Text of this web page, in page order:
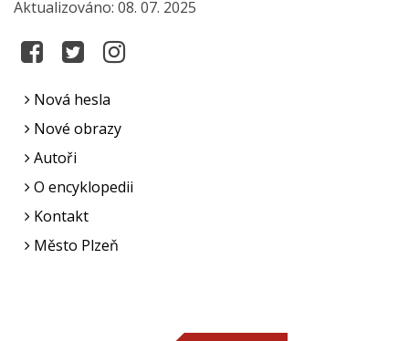
Aktualizováno: 08. 07. 2025
Nová hesla
Nové obrazy
Autoři
O encyklopedii
Kontakt
Město Plzeň